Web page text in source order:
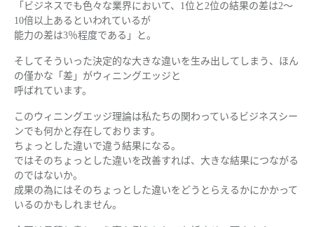
「ビジネスでも色々な業界において、1位と2位の結果の差は2～
10倍以上あるといわれているが
能力の差は3％程度である」と。
そしてそういった決定的な大きな違いを生み出してしまう、ほん
の僅かな「差」がウィニングエッジと
呼ばれています。
このウィニングエッジ理論は私たちの関わっているビジネスシー
ンでも何かと存在しております。
ちょっとした違いで違う結果になる。
ではそのちょっとした違いを改善すれば、大きな結果につながる
のではないか。
成果の為にはそのちょっとした違いをどうとらえるかにかかって
いるのかもしれません。